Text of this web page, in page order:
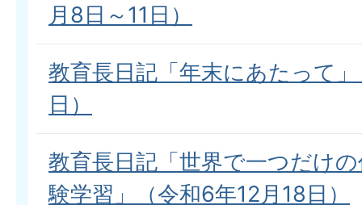
月8日～11日）
教育長日記「年末にあたって
日）
教育長日記「世界で一つだけ
験学習」（令和6年12月18日）